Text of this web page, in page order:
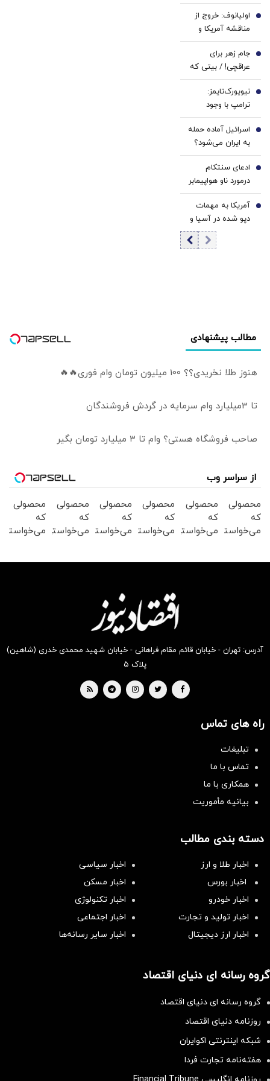
کننده
23
روزه
صحت دارد؟/ مقام
مسئول: سابقه این
مدارس به قبل از
انقلاب برمی‌گردد
اولیانوف: خروج از
مناقشه آمریکا و
ایران، تنها از مسیر
دیپلماسی ممکن
است
2
جام زهر برای
عراقچی! / بیتی که
پزشکیان در نشست
خبری خواند
3
نیویورک‌تایمز:
ترامپ با وجود
هشدار ارتش آمریکا
جنگ با ایران را آغاز
کرد
4
اسرائیل آماده حمله
به ایران می‌شود؟
5
ادعای سنتکام
درمورد ناو هواپیمابر
آبراهام لینکلن در
منطقه
6
آمریکا به مهمات
دپو شده در آسیا و
اروپا روی آورد؟
7
مطالب پیشنهادی
هنوز طلا نخریدی؟؟ 100 میلیون تومان وام فوری🔥🔥
تا 3میلیارد وام سرمایه در گردش فروشندگان
صاحب فروشگاه هستی؟ وام تا ۳ میلیارد تومان بگیر
از سراسر وب
محصولی
که
می‌خواستی
محصولی
که
می‌خواستی
محصولی
که
می‌خواستی
بخر !
محصولی
که
می‌خواستی
بخر !
محصولی
که
می‌خواستی
محصولی
که
می‌خواستی
آدرس: تهران - خیابان قائم مقام فراهانی - خیابان شهید محمدی خدری (شاهین)
پلاک ۵
راه های تماس
تبلیغات
تماس با ما
همکاری با ما
بیانیه مأموریت
دسته بندی مطالب
اخبار طلا و ارز
اخبار سیاسی
اخبار بورس
اخبار مسکن
اخبار خودرو
اخبار تکنولوژی
اخبار تولید و تجارت
اخبار اجتماعی
اخبار ارز دیجیتال
اخبار سایر رسانه‌‌ها
گروه رسانه ای دنیای اقتصاد
گروه رسانه ای دنیای اقتصاد
روزنامه دنیای اقتصاد
شبکه اینترنتی اکوایران
هفته‌نامه تجارت فردا